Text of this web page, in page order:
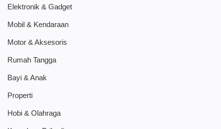
Elektronik & Gadget
Mobil & Kendaraan
Motor & Aksesoris
Rumah Tangga
Bayi & Anak
Properti
Hobi & Olahraga